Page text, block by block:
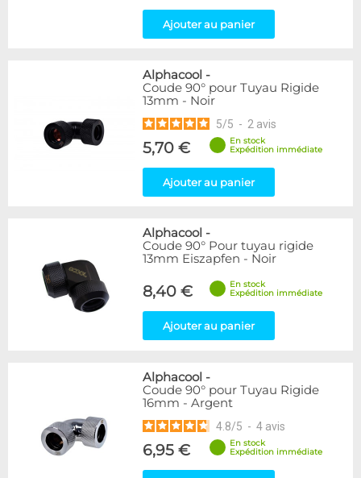
5
1
Droit
78
Disponibilité / Promotions
Appliquer
Ajouter au panier
Alphacool -
Coude 90° pour Tuyau Rigide
13mm - Noir
5/5 - 2 avis
5,70 €
En stock
Expédition immédiate
Ajouter au panier
Alphacool -
Coude 90° Pour tuyau rigide
13mm Eiszapfen - Noir
8,40 €
En stock
Expédition immédiate
Ajouter au panier
Alphacool -
Coude 90° pour Tuyau Rigide
16mm - Argent
4.8/5 - 4 avis
6,95 €
En stock
Expédition immédiate